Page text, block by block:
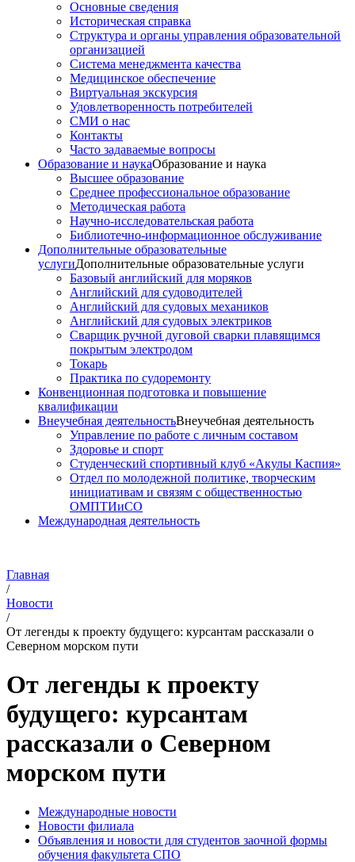
Основные сведения
Историческая справка
Структура и органы управления образовательной
организацией
Система менеджмента качества
Медицинское обеспечение
Виртуальная экскурсия
Удовлетворенность потребителей
СМИ о нас
Контакты
Часто задаваемые вопросы
Образование и наукаОбразование и наука
Высшее образование
Среднее профессиональное образование
Методическая работа
Научно-исследовательская работа
Библиотечно-информационное обслуживание
Дополнительные образовательные
услугиДополнительные образовательные услуги
Базовый английский для моряков
Английский для судоводителей
Английский для судовых механиков
Английский для судовых электриков
Cварщик ручной дуговой сварки плавящимся
покрытым электродом
Токарь
Практика по судоремонту
Конвенционная подготовка и повышение
квалификации
Внеучебная деятельностьВнеучебная деятельность
Управление по работе с личным составом
Здоровье и спорт
Студенческий спортивный клуб «Акулы Каспия»
Отдел по молодежной политике, творческим
инициативам и связям с общественностью
ОМПТИиСО
Международная деятельность
Главная
/
Новости
/
От легенды к проекту будущего: курсантам рассказали о
Северном морском пути
От легенды к проекту
будущего: курсантам
рассказали о Северном
морском пути
Международные новости
Новости филиала
Объявления и новости для студентов заочной формы
обучения факультета СПО